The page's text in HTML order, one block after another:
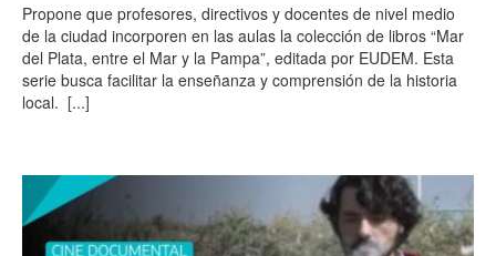
Propone que profesores, directivos y docentes de nivel medio
de la ciudad incorporen en las aulas la colección de libros “Mar
del Plata, entre el Mar y la Pampa”, editada por EUDEM. Esta
serie busca facilitar la enseñanza y comprensión de la historia
local. [...]